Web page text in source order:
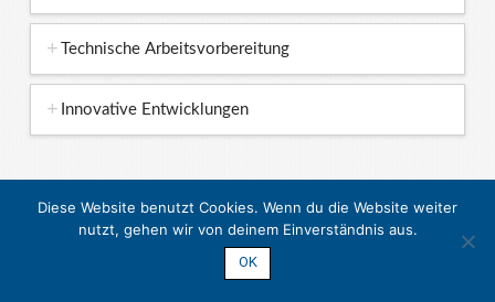
Technische Arbeitsvorbereitung
Innovative Entwicklungen
HOME UNTERNEHMEN PROJEKTE LEISTUNGEN
TEAM
KONTAKT
Diese Website benutzt Cookies. Wenn du die Website weiter
nutzt, gehen wir von deinem Einverständnis aus.
OK